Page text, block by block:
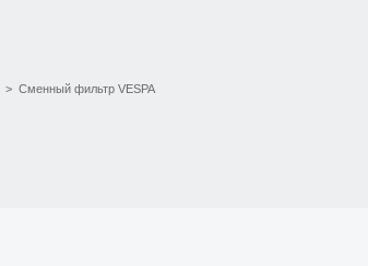
> Сменный фильтр VESPA